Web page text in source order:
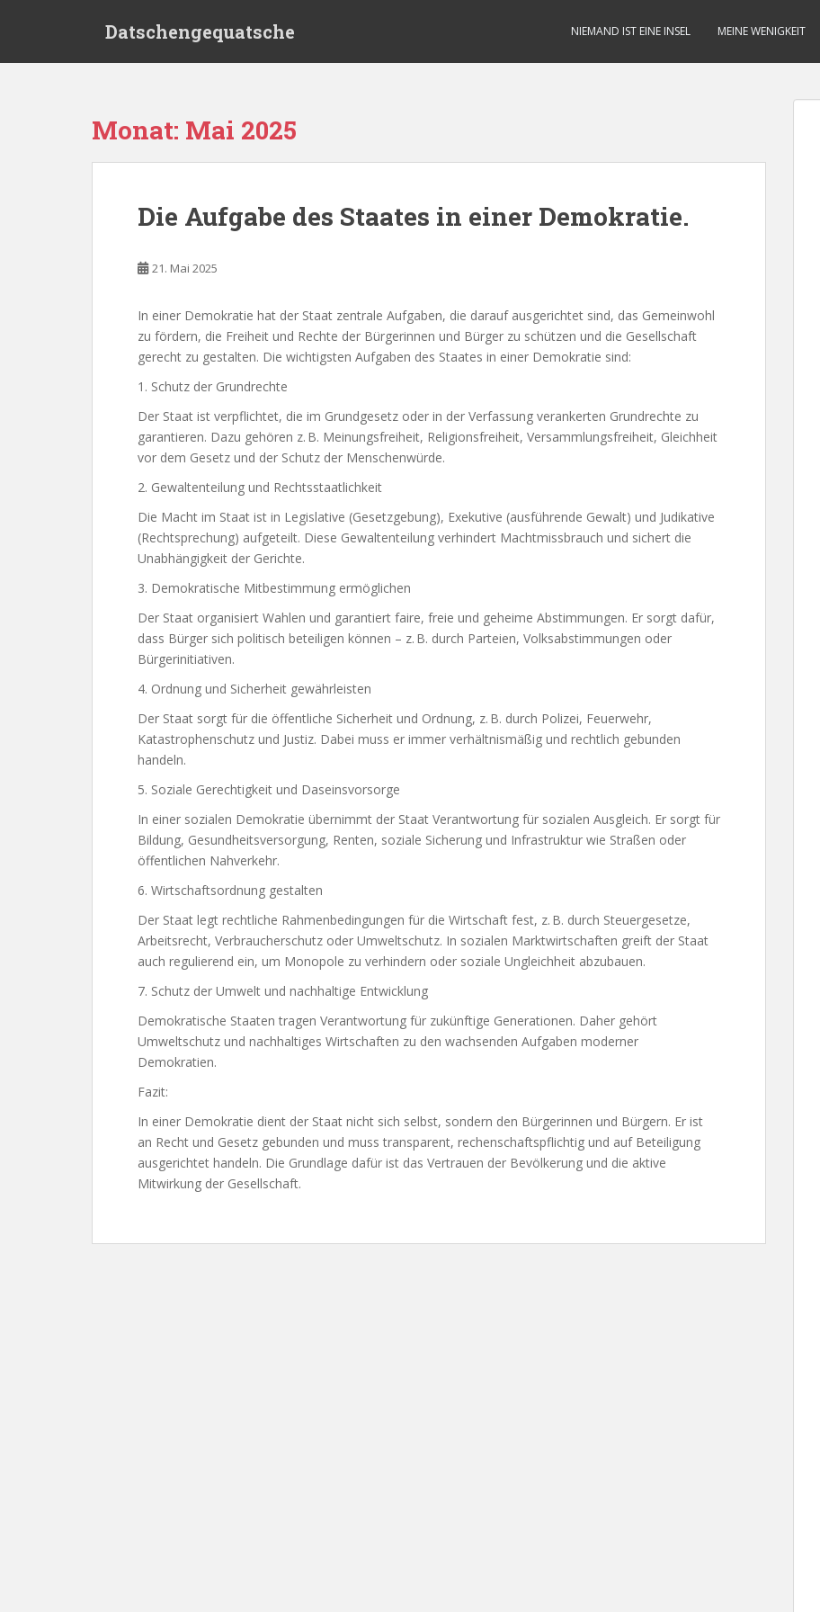
Datschengequatsche NIEMAND IST EINE INSEL MEINE WENIGKEIT
Monat: Mai 2025
Die Aufgabe des Staates in einer Demokratie.
21. Mai 2025
In einer Demokratie hat der Staat zentrale Aufgaben, die darauf ausgerichtet sind, das Gemeinwohl
zu fördern, die Freiheit und Rechte der Bürgerinnen und Bürger zu schützen und die Gesellschaft
gerecht zu gestalten. Die wichtigsten Aufgaben des Staates in einer Demokratie sind:
1. Schutz der Grundrechte
Der Staat ist verpflichtet, die im Grundgesetz oder in der Verfassung verankerten Grundrechte zu
garantieren. Dazu gehören z. B. Meinungsfreiheit, Religionsfreiheit, Versammlungsfreiheit, Gleichheit
vor dem Gesetz und der Schutz der Menschenwürde.
2. Gewaltenteilung und Rechtsstaatlichkeit
Die Macht im Staat ist in Legislative (Gesetzgebung), Exekutive (ausführende Gewalt) und Judikative
(Rechtsprechung) aufgeteilt. Diese Gewaltenteilung verhindert Machtmissbrauch und sichert die
Unabhängigkeit der Gerichte.
3. Demokratische Mitbestimmung ermöglichen
Der Staat organisiert Wahlen und garantiert faire, freie und geheime Abstimmungen. Er sorgt dafür,
dass Bürger sich politisch beteiligen können – z. B. durch Parteien, Volksabstimmungen oder
Bürgerinitiativen.
4. Ordnung und Sicherheit gewährleisten
Der Staat sorgt für die öffentliche Sicherheit und Ordnung, z. B. durch Polizei, Feuerwehr,
Katastrophenschutz und Justiz. Dabei muss er immer verhältnismäßig und rechtlich gebunden
handeln.
5. Soziale Gerechtigkeit und Daseinsvorsorge
In einer sozialen Demokratie übernimmt der Staat Verantwortung für sozialen Ausgleich. Er sorgt für
Bildung, Gesundheitsversorgung, Renten, soziale Sicherung und Infrastruktur wie Straßen oder
öffentlichen Nahverkehr.
6. Wirtschaftsordnung gestalten
Der Staat legt rechtliche Rahmenbedingungen für die Wirtschaft fest, z. B. durch Steuergesetze,
Arbeitsrecht, Verbraucherschutz oder Umweltschutz. In sozialen Marktwirtschaften greift der Staat
auch regulierend ein, um Monopole zu verhindern oder soziale Ungleichheit abzubauen.
7. Schutz der Umwelt und nachhaltige Entwicklung
Demokratische Staaten tragen Verantwortung für zukünftige Generationen. Daher gehört
Umweltschutz und nachhaltiges Wirtschaften zu den wachsenden Aufgaben moderner
Demokratien.
Fazit:
In einer Demokratie dient der Staat nicht sich selbst, sondern den Bürgerinnen und Bürgern. Er ist
an Recht und Gesetz gebunden und muss transparent, rechenschaftspflichtig und auf Beteiligung
ausgerichtet handeln. Die Grundlage dafür ist das Vertrauen der Bevölkerung und die aktive
Mitwirkung der Gesellschaft.